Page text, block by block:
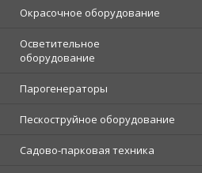
Окрасочное оборудование
Осветительное
оборудование
Парогенераторы
Пескоструйное оборудование
Садово-парковая техника